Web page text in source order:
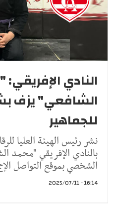
النادي
الشافعي" يزف
للجماهير
نشر رئيس الهيئة العليا
بالنادي الإفريقي "محمد
الشخصي بموقع التواصل
16:14 - 2025/07/11